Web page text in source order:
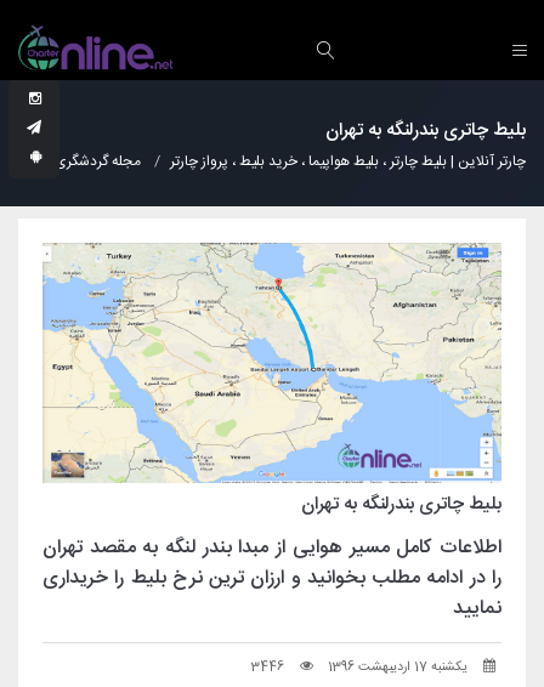
بلیط چاتری بندرلنگه به تهران
چارتر آنلاین | بلیط چارتر ، بلیط هواپیما ، خرید بلیط ، پرواز چارتر مجله گردشگری
بلیط چاتری بندرلنگه به تهران
اطلاعات کامل مسیر هوایی از مبدا بندر لنگه به مقصد تهران
را در ادامه مطلب بخوانید و ارزان ترین نرخ بلیط را خریداری
نمایید
یکشنبه 17 اردیبهشت 1396 3446